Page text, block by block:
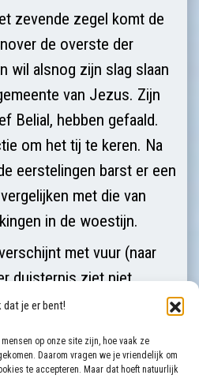
dat je er bent!
op onze site zijn, hoe vaak ze
Daarom vragen we je vriendelijk om
te accepteren. Maar dat hoeft natuurlijk
zevende zegel komt de
de overste der
wil alsnog zijn slag slaan
van Jezus. Zijn
Belial, hebben gefaald.
om het tij te keren. Na
eerstelingen barst er een
met die van
in de woestijn.
met vuur (naar
duisternis ziet niet
volheid komen van Jezus’
daarbij al zijn troeven uit.
bij de bespreking van de